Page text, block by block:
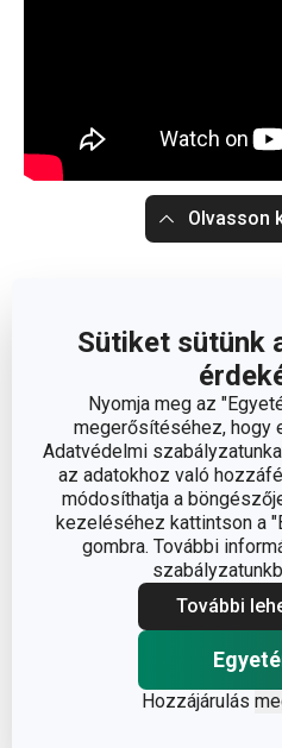
Sütiket sütünk
Nyomja meg az
megerősítéséhez, hogy
Adatvédelmi
az adatokhoz való
módosíthatja a
kezeléséhez kattintson a
gombra. További
További
Hozzájárulás
Olvasson